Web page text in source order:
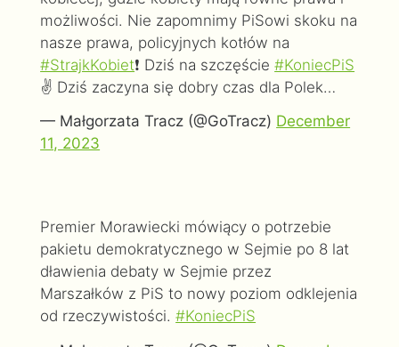
możliwości. Nie zapomnimy PiSowi skoku na
nasze prawa, policyjnych kotłów na
#StrajkKobiet❗ Dziś na szczęście#KoniecPiS
✌ Dziś zaczyna się dobry czas dla Polek…
— Małgorzata Tracz (@GoTracz) December
11, 2023
Premier Morawiecki mówiący o potrzebie
pakietu demokratycznego w Sejmie po 8 lat
dławienia debaty w Sejmie przez
Marszałków z PiS to nowy poziom odklejenia
od rzeczywistości.#KoniecPiS